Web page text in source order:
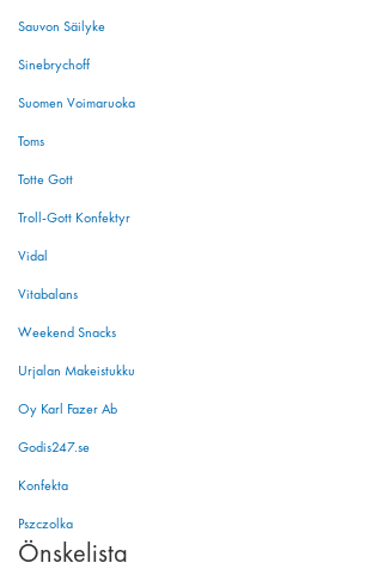
Sauvon Säilyke
Sinebrychoff
Suomen Voimaruoka
Toms
Totte Gott
Troll-Gott Konfektyr
Vidal
Vitabalans
Weekend Snacks
Urjalan Makeistukku
Oy Karl Fazer Ab
Godis247.se
Konfekta
Pszczolka
Önskelista